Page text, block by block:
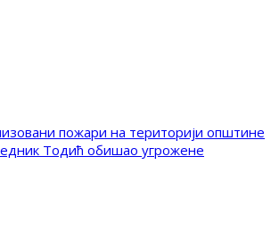
пожари на територији општине
Тодић обишао угрожене